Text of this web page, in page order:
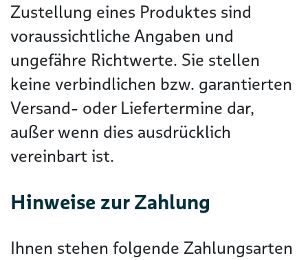
Zustellung eines Produktes sind
voraussichtliche Angaben und
ungefähre Richtwerte. Sie stellen
keine verbindlichen bzw. garantierten
Versand- oder Liefertermine dar,
außer wenn dies ausdrücklich
vereinbart ist.
Hinweise zur Zahlung
Ihnen stehen folgende Zahlungsarten